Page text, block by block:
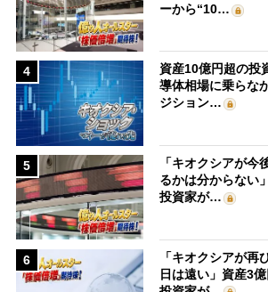
ーから“10…
4
資産10億円超の投
導体相場に乗らな
ジション…
5
「キオクシアが今
るかは分からない
投資家が…
6
「キオクシアが再
日は遠い」資産3